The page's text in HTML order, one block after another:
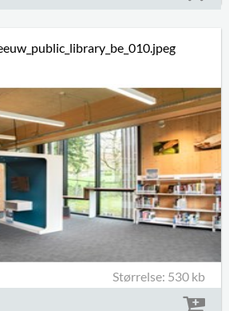
Størrelse: 530 kb